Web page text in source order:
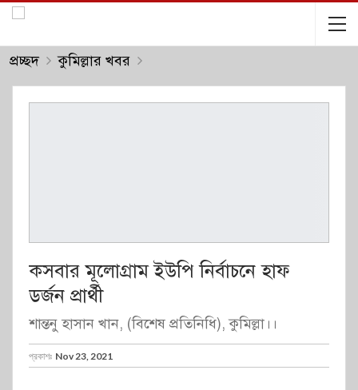
প্রচ্ছদ কুমিল্লার খবর
কসবার মূলোগ্রাম ইউপি নির্বাচনে হাফ
ডর্জন প্রার্থী
শান্তনু হাসান খান, (বিশেষ প্রতিনিধি), কুমিল্লা।।
প্রকাশঃ Nov 23, 2021